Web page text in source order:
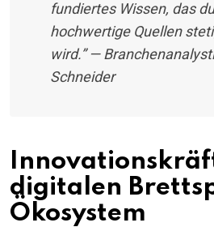
fundiertes Wissen, das
hochwertige Quellen
wird.” —
Schneider
digitalen
Ökosystem